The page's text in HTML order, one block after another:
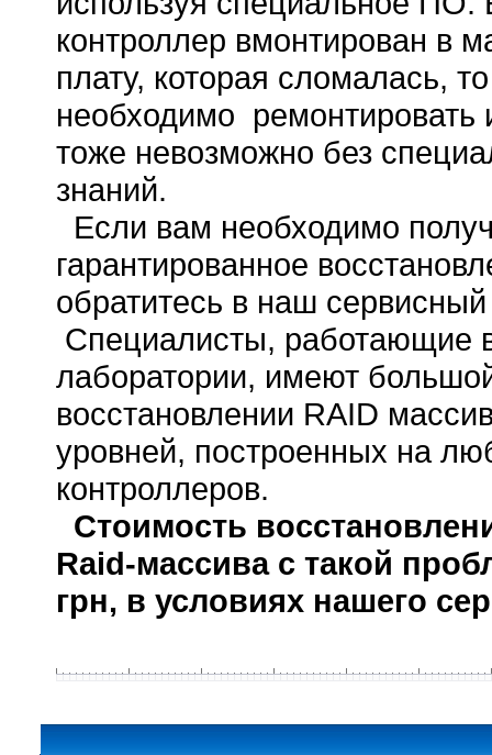
контроллер вмонтирован в
плату, которая сломалась,
необходимо ремонтировать
тоже невозможно без
знаний.
Если вам необходимо
гарантированное
обратитесь в наш
Специалисты, работающие
лаборатории, имеют
восстановлении RAID
уровней, построенных на
контроллеров.
Стоимость
Raid-массива с такой
грн, в условиях нашего